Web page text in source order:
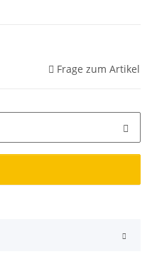
Frage zum Artikel